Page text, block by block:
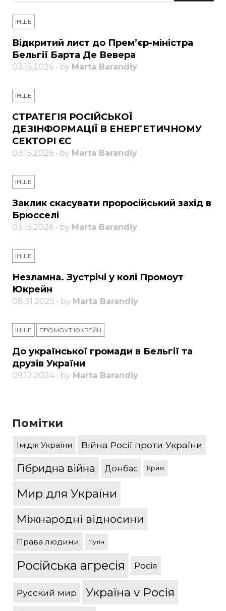
ІНШЕ
Відкритий лист до Прем’єр-міністра
Бельгії Барта Де Вевера
03.15.2026 • by Marta Barandiy
ІНШЕ
СТРАТЕГІЯ РОСІЙСЬКОЇ
ДЕЗІНФОРМАЦІЇ В ЕНЕРГЕТИЧНОМУ
СЕКТОРІ ЄС
03.15.2026 • by Marta Barandiy
ІНШЕ
Заклик скасувати проросійський захід в
Брюсселі
03.15.2026 • by Marta Barandiy
ІНШЕ
Незламна. Зустрічі у колі Промоут
Юкрейн
08.31.2025 • by Marta Barandiy
ІНШЕ ПРОМОУТ ЮКРЕЙН
До української громади в Бельгії та
друзів України
09.12.2024 • by Marta Barandiy
Помітки
Імідж України Війна Росії проти України
Гібридна війна Донбас Крим
Мир для України
Міжнародні відносини
Права людини Путін
Російська агресія Росія
Русский мир Україна v Росія